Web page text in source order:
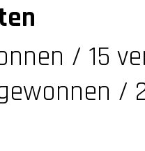
/ 15
/